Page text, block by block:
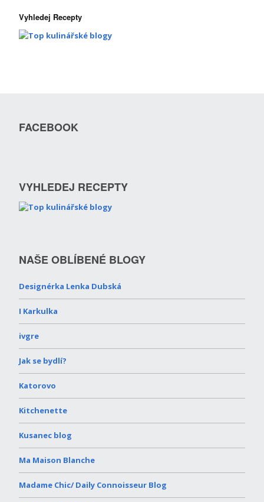
Vyhledej Recepty
FACEBOOK
VYHLEDEJ RECEPTY
NAŠE OBLÍBENÉ BLOGY
Designérka Lenka Dubská
I Karkulka
ivgre
Jak se bydlí?
Katorovo
Kitchenette
Kusanec blog
Ma Maison Blanche
Madame Chic/ Daily Connoisseur Blog